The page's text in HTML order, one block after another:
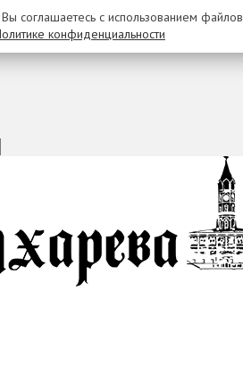
соглашаетесь с использованием файлов
конфиденциальности